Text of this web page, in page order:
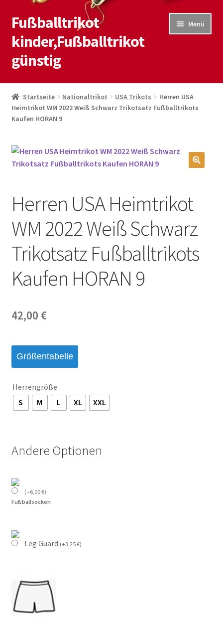
Zur
Navigation
springen
Zum
Inhalt
springen
Fußballtrikot
kinder,Fußballtrikot
günstig
Menü
Start
Blog
Kontaktiere uns
Shop
Startseite Nationaltrikot USA Trikots
Herren USA
Heimtrikot WM 2022 Weiß Schwarz Trikotsatz Fußballtrikots
Kaufen HORAN 9
Herren USA Heimtrikot
WM 2022 Weiß Schwarz
Trikotsatz Fußballtrikots
Kaufen HORAN 9
42,00 €
Größentabelle
Herrengröße
S
M L XL XXL
Andere Optionen
(+6,00€)
Fußballsocken
Leg Guard (+3,25€)